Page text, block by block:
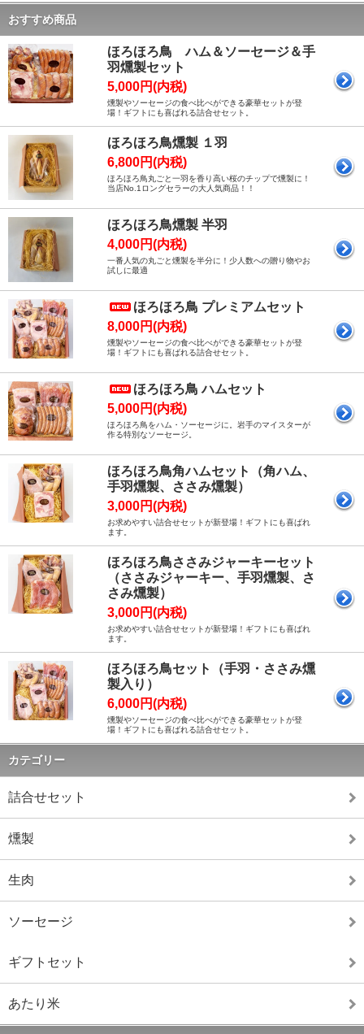
おすすめ商品
ほろほろ鳥 ハム＆ソーセージ＆手
羽燻製セット
5,000円(内税)
燻製やソーセージの食べ比べができる豪華セットが登
場！ギフトにも喜ばれる詰合せセット。
ほろほろ鳥燻製 １羽
6,800円(内税)
ほろほろ鳥丸ごと一羽を香り高い桜のチップで燻製に！
当店No.1ロングセラーの大人気商品！！
ほろほろ鳥燻製 半羽
4,000円(内税)
一番人気の丸ごと燻製を半分に！少人数への贈り物やお
試しに最適
ほろほろ鳥 プレミアムセット
8,000円(内税)
燻製やソーセージの食べ比べができる豪華セットが登
場！ギフトにも喜ばれる詰合せセット。
ほろほろ鳥 ハムセット
5,000円(内税)
ほろほろ鳥をハム・ソーセージに。岩手のマイスターが
作る特別なソーセージ。
ほろほろ鳥角ハムセット（角ハム、
手羽燻製、ささみ燻製）
3,000円(内税)
お求めやすい詰合せセットが新登場！ギフトにも喜ばれ
ます。
ほろほろ鳥ささみジャーキーセット
（ささみジャーキー、手羽燻製、さ
さみ燻製）
3,000円(内税)
お求めやすい詰合せセットが新登場！ギフトにも喜ばれ
ます。
ほろほろ鳥セット（手羽・ささみ燻
製入り）
6,000円(内税)
燻製やソーセージの食べ比べができる豪華セットが登
場！ギフトにも喜ばれる詰合せセット。
カテゴリー
詰合せセット
燻製
生肉
ソーセージ
ギフトセット
あたり米